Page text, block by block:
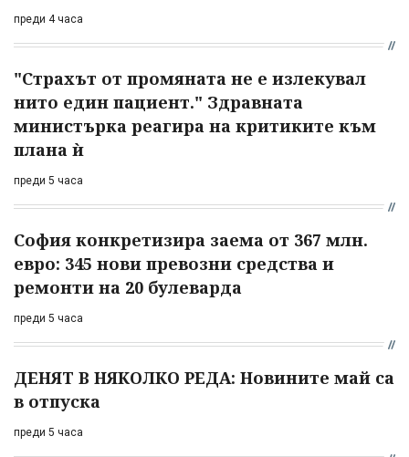
преди 4 часа
"Страхът от промяната не е излекувал
нито един пациент." Здравната
министърка реагира на критиките към
плана ѝ
преди 5 часа
София конкретизира заема от 367 млн.
евро: 345 нови превозни средства и
ремонти на 20 булеварда
преди 5 часа
ДЕНЯТ В НЯКОЛКО РЕДА: Новините май са
в отпуска
преди 5 часа